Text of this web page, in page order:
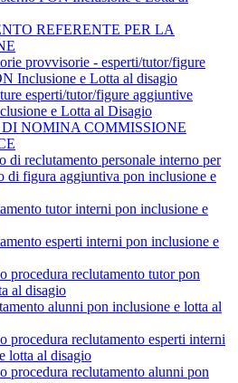
REFERENTE PER LA
provvisorie - esperti/tutor/figure
Inclusione e Lotta al disagio
esperti/tutor/figure aggiuntive
e Lotta al Disagio
NOMINA COMMISSIONE
di reclutamento personale interno per
di figura aggiuntiva pon inclusione e
tutor interni pon inclusione e
esperti interni pon inclusione e
procedura reclutamento tutor pon
al disagio
alunni pon inclusione e lotta al
procedura reclutamento esperti interni
lotta al disagio
procedura reclutamento alunni pon